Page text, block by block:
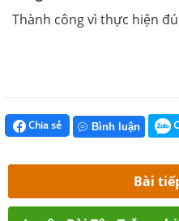
Thành công vì thực hiện
Chia sẻ Bình luận
Bài